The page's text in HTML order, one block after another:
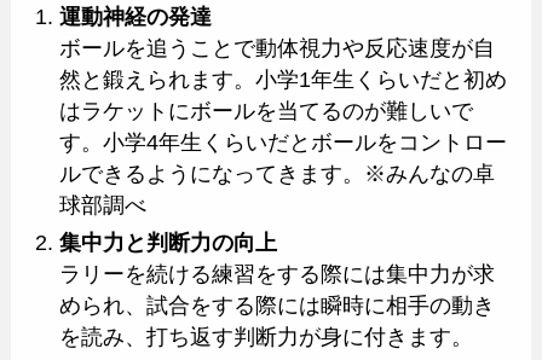
運動神経の発達
ボールを追うことで動体視力や反応速度が自
然と鍛えられます。小学1年生くらいだと初め
はラケットにボールを当てるのが難しいで
す。小学4年生くらいだとボールをコントロー
ルできるようになってきます。※みんなの卓
球部調べ
集中力と判断力の向上
ラリーを続ける練習をする際には集中力が求
められ、試合をする際には瞬時に相手の動き
を読み、打ち返す判断力が身に付きます。